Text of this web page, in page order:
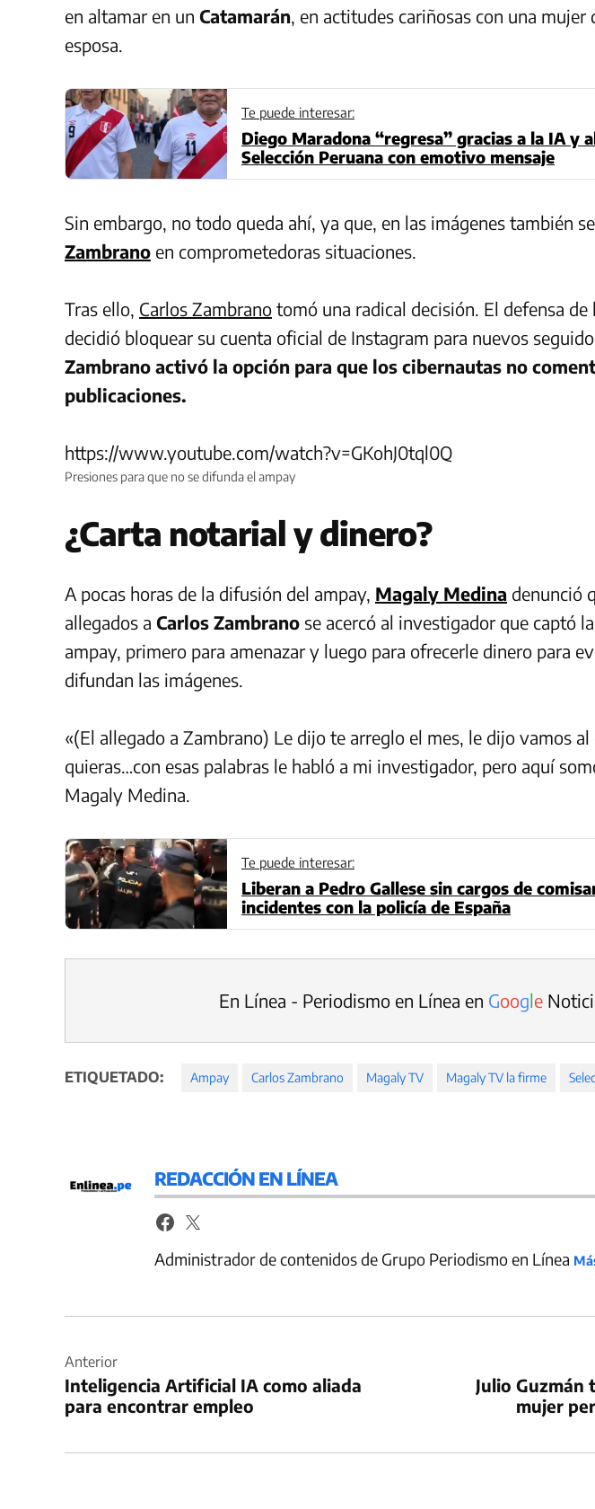
en altamar en un Catamarán, en actitudes cariñosas con una mujer
esposa.
Te puede interesar:
Diego Maradona “regresa” gracias a la IA y
Selección Peruana con emotivo mensaje
Sin embargo, no todo queda ahí, ya que, en las imágenes también
Zambrano en comprometedoras situaciones.
Tras ello, Carlos Zambrano tomó una radical decisión. El defensa de
decidió bloquear su cuenta oficial de Instagram para nuevos
Zambrano activó la opción para que los cibernautas no
publicaciones.
https://www.youtube.com/watch?v=GKohJ0tql0Q
Presiones para que no se difunda el ampay
¿Carta notarial y dinero?
A pocas horas de la difusión del ampay, Magaly Medina denunció
allegados a Carlos Zambrano se acercó al investigador que captó
ampay, primero para amenazar y luego para ofrecerle dinero para
difundan las imágenes.
«(El allegado a Zambrano) Le dijo te arreglo el mes, le dijo vamos
quieras…con esas palabras le habló a mi investigador, pero aquí
Magaly Medina.
Te puede interesar:
Liberan a Pedro Gallese sin cargos de
incidentes con la policía de España
En Línea - Periodismo en Línea en Google
ETIQUETADO: Ampay Carlos Zambrano Magaly TV Magaly TV la firme
REDACCIÓN EN LÍNEA
Administrador de contenidos de Grupo Periodismo en Línea
de
entradas
Anterior
Inteligencia Artificial IA como aliada
para encontrar empleo
Julio
mujer